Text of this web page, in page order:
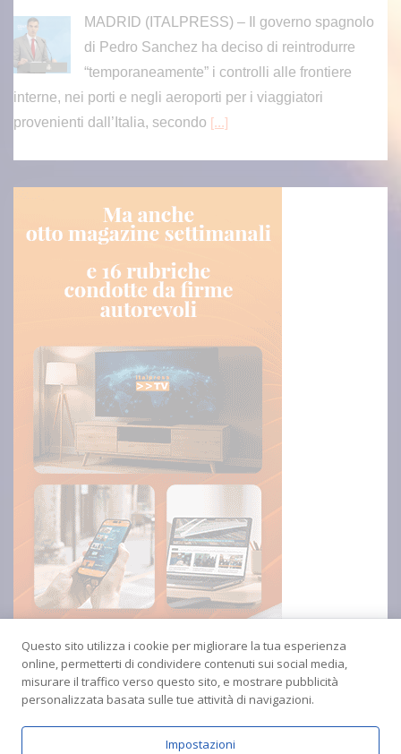
MADRID (ITALPRESS) – Il governo spagnolo
di Pedro Sanchez ha deciso di reintrodurre
“temporaneamente” i controlli alle frontiere
interne, nei porti e negli aeroporti per i viaggiatori
provenienti dall’Italia, secondo [...]
Questo sito utilizza i cookie per migliorare la tua esperienza
online, permetterti di condividere contenuti sui social media,
misurare il traffico verso questo sito, e mostrare pubblicità
personalizzata basata sulle tue attività di navigazioni.
Impostazioni